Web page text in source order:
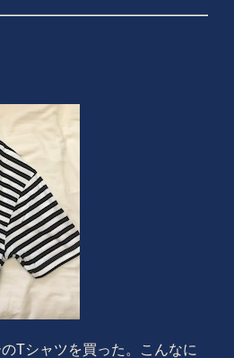
Tシャツを買った。こんなに